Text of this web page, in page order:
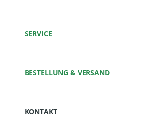
SERVICE
BESTELLUNG & VERSAND
KONTAKT